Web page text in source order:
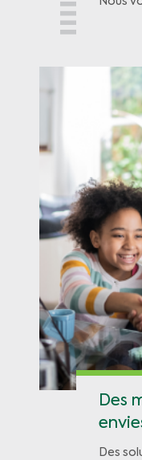
Des
Des